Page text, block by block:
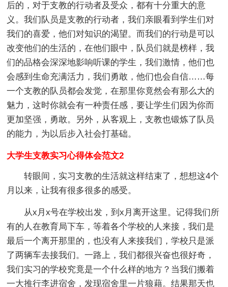
后的，对于支教的行动者及受众，都有十分重大的意
义。我们队员是支教的行动者，我们亲眼看到学生们对
我们的喜爱，他们对知识的渴望。而我们的行动是可以
改变他们的生活的，在他们眼中，队员们就是榜样，我
们的品格会深深地影响听课的学生，我们激情，他们也
会感到生命充满活力，我们勇敢，他们也会自信……每
一个支教的队员都会发觉，在那里你竟然会有那么大的
魅力，这时你就会有一种责任感，要让学生们因为你而
更加坚强，勇敢。另外，从客观上，支教也锻炼了队员
的能力，为以后步入社会打基础。
大学生支教实习心得体会范文2
转眼间，实习支教的生活就这样结束了，想想这4个
月以来，让我有很多很多的感受。
从x月x号在学校出发，到x月离开这里。记得我们所
有的人在教育局下车，等着各个学校的人来接，我们是
最后一个离开那里的，也没有人来接我们，学校只是派
了两辆车去接我们。一路上，我们都很兴奋也很好奇，
我们实习的学校究竟是一个什么样的地方？当我们搬着
一大推行李进宿舍，发现宿舍里一片狼藉。结果那天也